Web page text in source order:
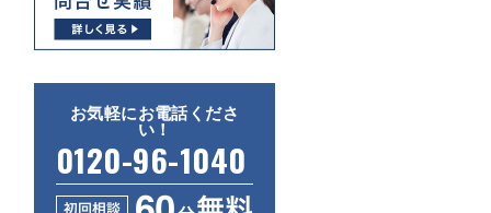
お気軽にお電話くださ
い！
0120-96-1040